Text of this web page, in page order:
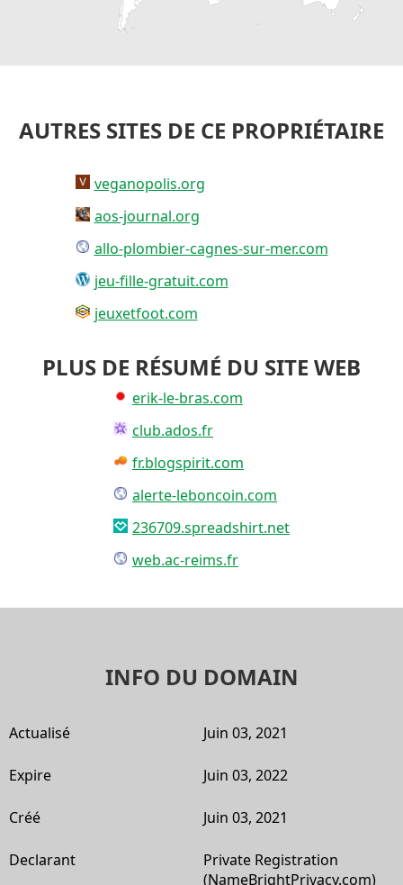
AUTRES SITES DE CE PROPRIÉTAIRE
veganopolis.org
aos-journal.org
allo-plombier-cagnes-sur-mer.com
jeu-fille-gratuit.com
jeuxetfoot.com
PLUS DE RÉSUMÉ DU SITE WEB
erik-le-bras.com
club.ados.fr
fr.blogspirit.com
alerte-leboncoin.com
236709.spreadshirt.net
web.ac-reims.fr
INFO DU DOMAIN
Actualisé Juin 03, 2021
Expire Juin 03, 2022
Créé Juin 03, 2021
Declarant
Private Registration
(NameBrightPrivacy.com)